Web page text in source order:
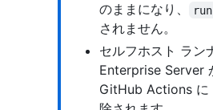
のままになり、
run
されません。
セルフホスト ラ
Enterprise Server
GitHub Actions に